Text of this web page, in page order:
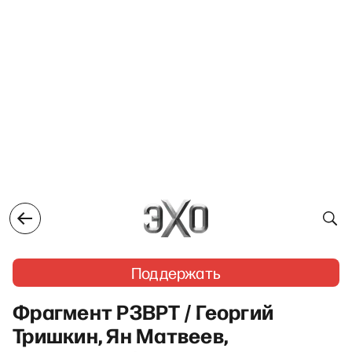
Поддержать
Фрагмент РЗВРТ / Георгий
Тришкин, Ян Матвеев,